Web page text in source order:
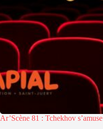
Ar’Scène 81 : Tchekhov s’amuse